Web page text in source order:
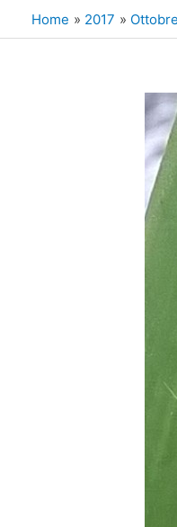
Home 2017 Ottobre